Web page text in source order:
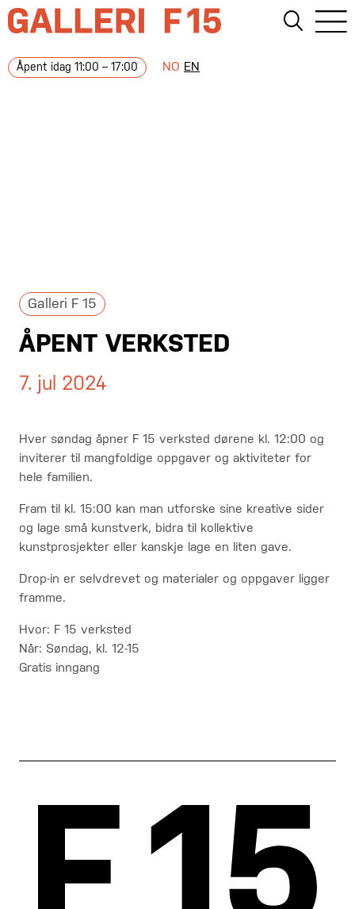
Åpent idag 11:00 – 17:00 NO EN
Galleri F 15
ÅPENT VERKSTED
7. jul 2024
Hver søndag åpner F 15 verksted dørene kl. 12:00 og
inviterer til mangfoldige oppgaver og aktiviteter for
hele familien.
Fram til kl. 15:00 kan man utforske sine kreative sider
og lage små kunstverk, bidra til kollektive
kunstprosjekter eller kanskje lage en liten gave.
Drop-in er selvdrevet og materialer og oppgaver ligger
framme.
Hvor: F 15 verksted
Når: Søndag, kl. 12-15
Gratis inngang